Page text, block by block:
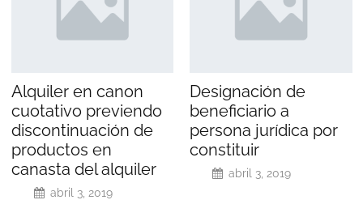
Alquiler en canon
cuotativo previendo
discontinuación de
productos en
canasta del alquiler
abril 3, 2019
Designación de
beneficiario a
persona jurídica por
constituir
abril 3, 2019